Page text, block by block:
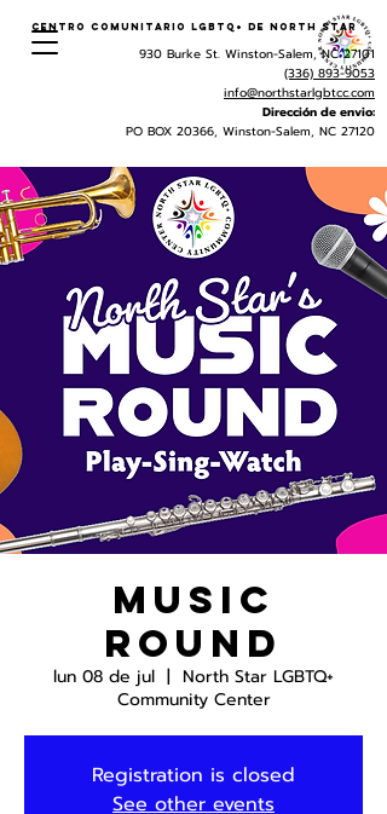
Centro Comunitario LGBTQ+ de North Star
930 Burke St. Winston-Salem, NC 27101
(336) 893-9053
info@northstarlgbtcc.com
Dirección de envio:
PO BOX 20366, Winston-Salem, NC 27120
Music
Round
lun 08 de jul
  |
North Star LGBTQ+
Community Center
Registration is closed
See other events